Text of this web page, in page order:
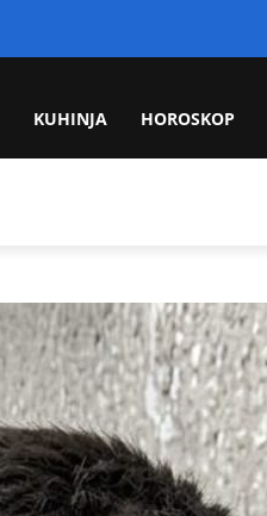
KUHINJA HOROSKOP